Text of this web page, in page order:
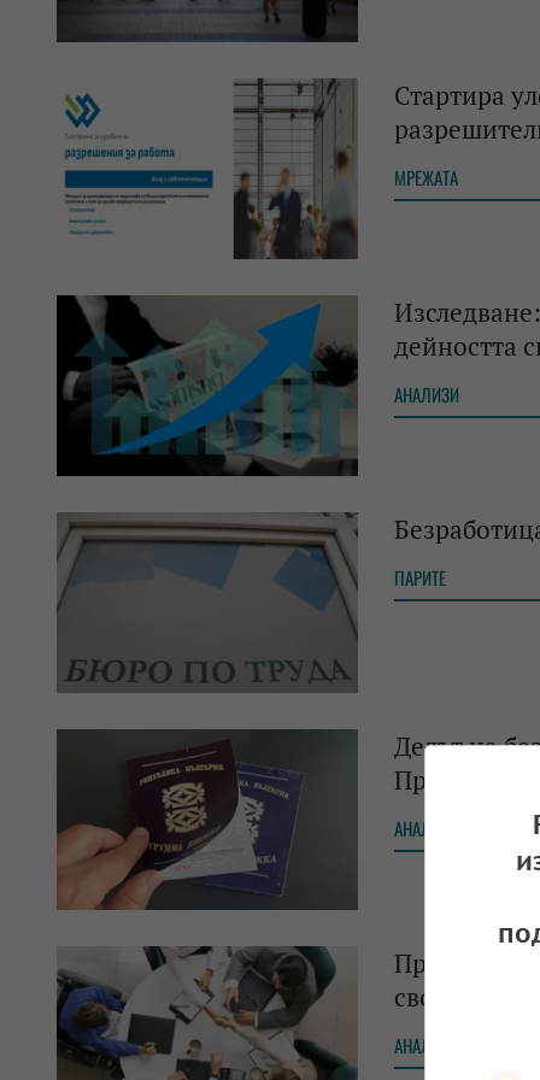
Стартира
МРЕЖАТА
дейността
АНАЛИЗИ
ПАРИТЕ
Делът на
През 2024
АНАЛИЗИ
През
свободно
АНАЛИЗИ